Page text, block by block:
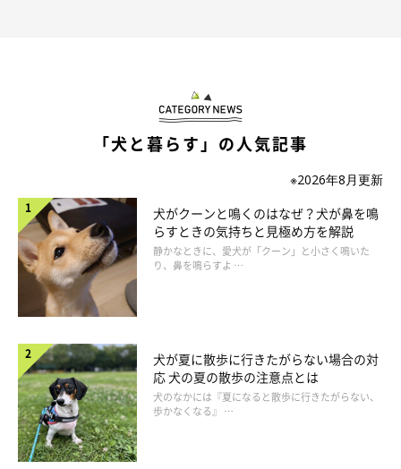
夜鳴きなどの症状が見られたら認知症が原因かも
の睡眠時間が増えて昼夜逆転の生活になるなどの症状が見られる
場合は認知症が原因のケースも考えられます。
近年は犬も高齢化が進み、11～15才頃（早いケースでは7～8才
頃）から認知症の症状が出やすくなるといわれているので、気に
なる症状が見られる場合は獣医師に相談してみましょう。
「犬と暮らす」の人気記事
※2026年8月更新
犬がクーンと鳴くのはなぜ？犬が鼻を鳴
らすときの気持ちと見極め方を解説
静かなときに、愛犬が「クーン」と小さく鳴いた
り、鼻を鳴らすよ …
犬が夏に散歩に行きたがらない場合の対
応 犬の夏の散歩の注意点とは
犬のなかには『夏になると散歩に行きたがらない、
歩かなくなる』 …